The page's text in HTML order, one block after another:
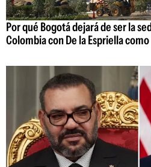
Por qué Bogotá dejará de ser la
Colombia con De la Espriella